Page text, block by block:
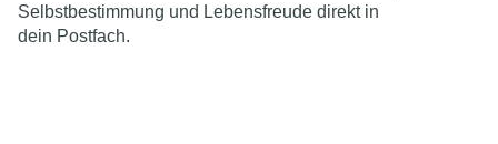
Selbstbestimmung und Lebensfreude direkt in
dein Postfach.